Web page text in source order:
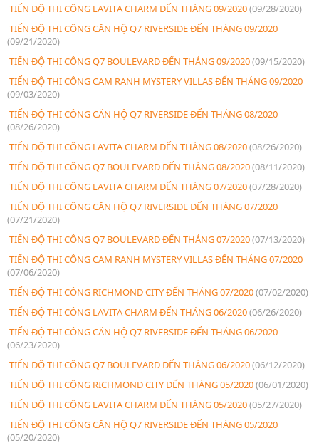
TIẾN ĐỘ THI CÔNG LAVITA CHARM ĐẾN THÁNG 09/2020(09/28/2020)
TIẾN ĐỘ THI CÔNG CĂN HỘ Q7 RIVERSIDE ĐẾN THÁNG 09/2020
(09/21/2020)
TIẾN ĐỘ THI CÔNG Q7 BOULEVARD ĐẾN THÁNG 09/2020(09/15/2020)
TIẾN ĐỘ THI CÔNG CAM RANH MYSTERY VILLAS ĐẾN THÁNG 09/2020
(09/03/2020)
TIẾN ĐỘ THI CÔNG CĂN HỘ Q7 RIVERSIDE ĐẾN THÁNG 08/2020
(08/26/2020)
TIẾN ĐỘ THI CÔNG LAVITA CHARM ĐẾN THÁNG 08/2020(08/26/2020)
TIẾN ĐỘ THI CÔNG Q7 BOULEVARD ĐẾN THÁNG 08/2020(08/11/2020)
TIẾN ĐỘ THI CÔNG LAVITA CHARM ĐẾN THÁNG 07/2020(07/28/2020)
TIẾN ĐỘ THI CÔNG CĂN HỘ Q7 RIVERSIDE ĐẾN THÁNG 07/2020
(07/21/2020)
TIẾN ĐỘ THI CÔNG Q7 BOULEVARD ĐẾN THÁNG 07/2020(07/13/2020)
TIẾN ĐỘ THI CÔNG CAM RANH MYSTERY VILLAS ĐẾN THÁNG 07/2020
(07/06/2020)
TIẾN ĐỘ THI CÔNG RICHMOND CITY ĐẾN THÁNG 07/2020(07/02/2020)
TIẾN ĐỘ THI CÔNG LAVITA CHARM ĐẾN THÁNG 06/2020(06/26/2020)
TIẾN ĐỘ THI CÔNG CĂN HỘ Q7 RIVERSIDE ĐẾN THÁNG 06/2020
(06/23/2020)
TIẾN ĐỘ THI CÔNG Q7 BOULEVARD ĐẾN THÁNG 06/2020(06/12/2020)
TIẾN ĐỘ THI CÔNG RICHMOND CITY ĐẾN THÁNG 05/2020(06/01/2020)
TIẾN ĐỘ THI CÔNG LAVITA CHARM ĐẾN THÁNG 05/2020(05/27/2020)
TIẾN ĐỘ THI CÔNG CĂN HỘ Q7 RIVERSIDE ĐẾN THÁNG 05/2020
(05/20/2020)